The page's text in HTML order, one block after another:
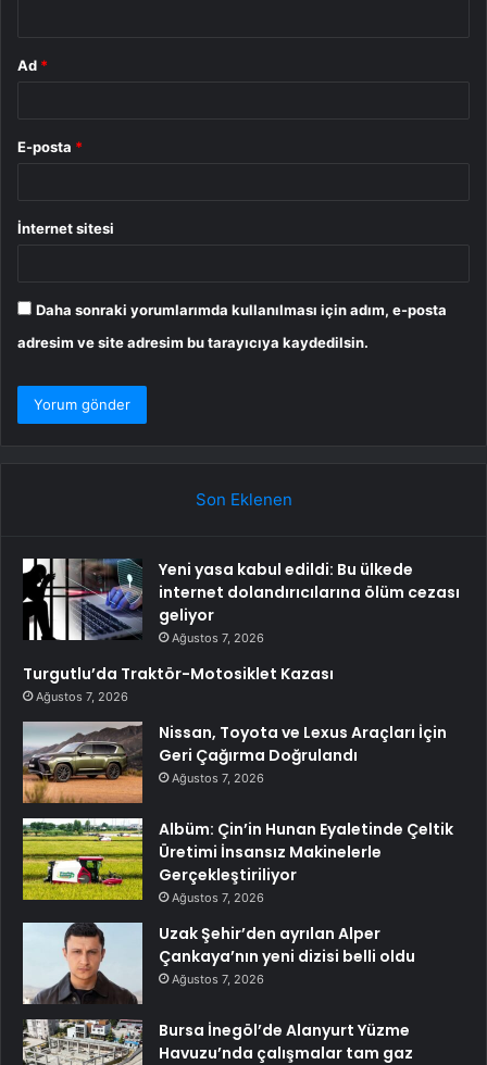
Ad *
E-posta *
İnternet sitesi
Daha sonraki yorumlarımda kullanılması için adım, e-posta
adresim ve site adresim bu tarayıcıya kaydedilsin.
Son Eklenen
Yeni yasa kabul edildi: Bu ülkede
internet dolandırıcılarına ölüm cezası
geliyor
Ağustos 7, 2026
Turgutlu’da Traktör-Motosiklet Kazası
Ağustos 7, 2026
Nissan, Toyota ve Lexus Araçları İçin
Geri Çağırma Doğrulandı
Ağustos 7, 2026
Albüm: Çin’in Hunan Eyaletinde Çeltik
Üretimi İnsansız Makinelerle
Gerçekleştiriliyor
Ağustos 7, 2026
Uzak Şehir’den ayrılan Alper
Çankaya’nın yeni dizisi belli oldu
Ağustos 7, 2026
Bursa İnegöl’de Alanyurt Yüzme
Havuzu’nda çalışmalar tam gaz